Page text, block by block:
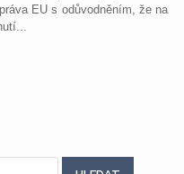
EU s odůvodněním, že na